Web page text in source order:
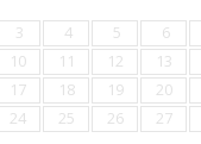
3
4 5 6
10
11 12 13
17
18 19 20
24
25 26 27